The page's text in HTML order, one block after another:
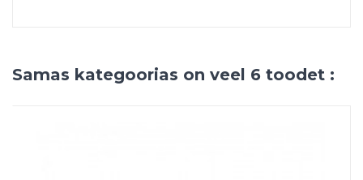
Samas kategoorias on veel 6 toodet :